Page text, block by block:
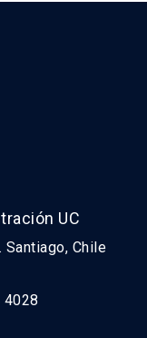
UC
Santiago, Chile